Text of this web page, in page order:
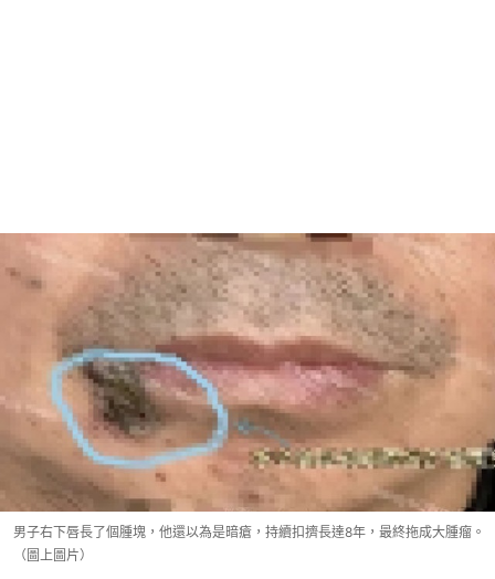
男子右下唇長了個腫塊，他還以為是暗瘡，持續扣擠長達8年，最終拖成大腫瘤。
（圖上圖片）